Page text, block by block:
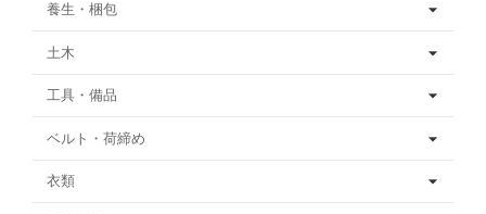
養生・梱包
土木
工具・備品
ベルト・荷締め
衣類